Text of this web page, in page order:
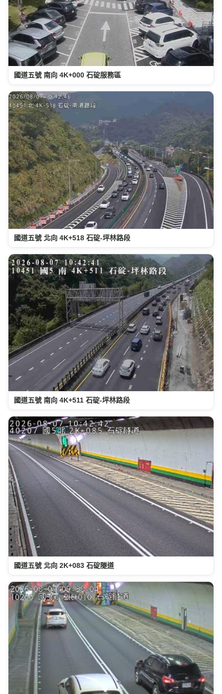
國道五號 南向 4K+000 石碇服務區
國道五號 北向 4K+518 石碇-坪林路段
國道五號 南向 4K+511 石碇-坪林路段
國道五號 北向 2K+083 石碇隧道